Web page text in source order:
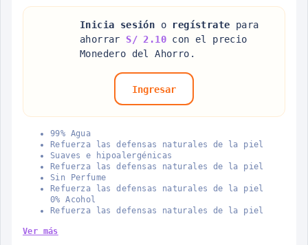
Inicia sesión o regístrate para
ahorrar S/ 2.10 con el precio
Monedero del Ahorro.
Ingresar
99% Agua
Refuerza las defensas naturales de la piel
Suaves e hipoalergénicas
Refuerza las defensas naturales de la piel
Sin Perfume
Refuerza las defensas naturales de la piel
0% Acohol
Refuerza las defensas naturales de la piel
Ver más